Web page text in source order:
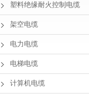
塑料绝缘耐火控制电缆
架空电缆
电力电缆
电梯电缆
计算机电缆